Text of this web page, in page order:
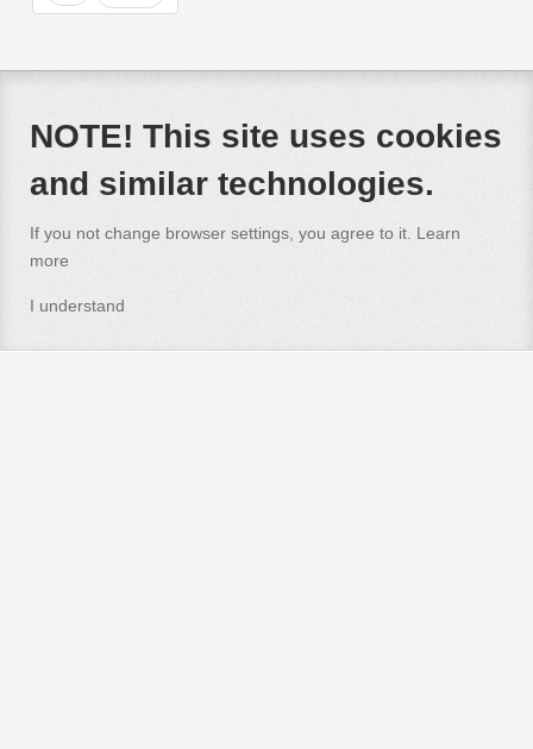
NOTE! This site uses cookies
and similar technologies.
If you not change browser settings, you agree to it. Learn
more
I understand